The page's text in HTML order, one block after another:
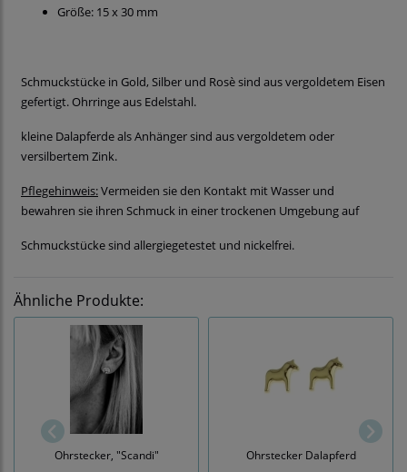
Größe: 15 x 30 mm
Schmuckstücke in Gold, Silber und Rosè sind aus vergoldetem Eisen
gefertigt. Ohrringe aus Edelstahl.
kleine Dalapferde als Anhänger sind aus vergoldetem oder
versilbertem Zink.
Pflegehinweis:Vermeiden sie den Kontakt mit Wasser und
bewahren sie ihren Schmuck in einer trockenen Umgebung auf
Schmuckstücke sind allergiegetestet und nickelfrei.
Ähnliche Produkte:
Ohrstecker, "Scandi" Ohrstecker Dalapferd